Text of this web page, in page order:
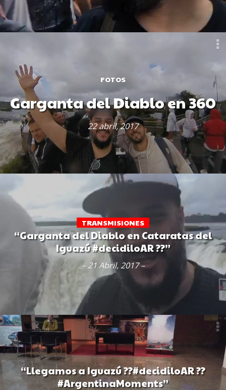
FOTOS
Garganta del Diablo en 360
22 abril, 2017
TRANSMISIONES
“Garganta del Diablo en Cataratas del
Iguazú #decidiloAR ??”
– 21 Abril, 2017 –
“Llegamos a Iguazú ??#decidiloAR ??
#ArgentinaMoments”